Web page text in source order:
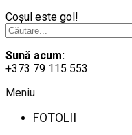
Coșul este gol!
Sună acum:
+373 79 115 553
Meniu
FOTOLII